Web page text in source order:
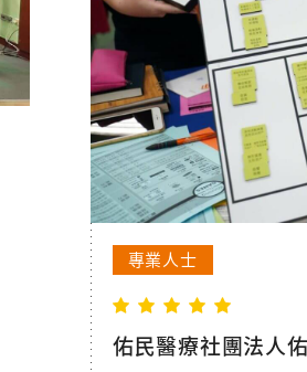
專業人士
佑民醫療社團法人